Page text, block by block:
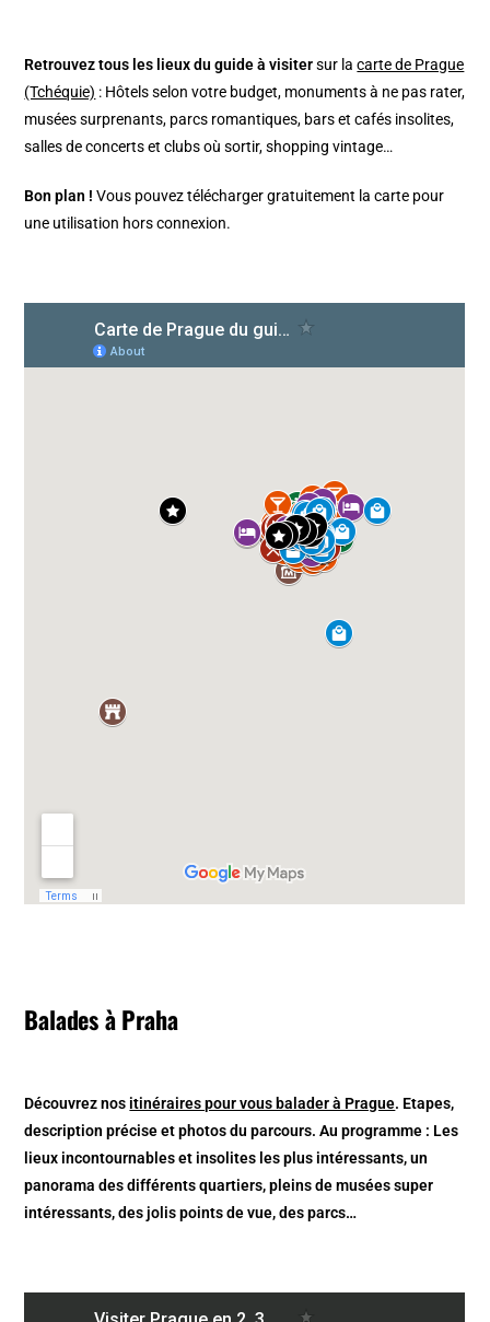
Retrouvez tous les lieux du guide à visitersur lacarte de Prague
(Tchéquie) : Hôtels selon votre budget, monuments à ne pas rater,
musées surprenants, parcs romantiques, bars et cafés insolites,
salles de concerts et clubs où sortir, shopping vintage…
Bon plan ! Vous pouvez télécharger gratuitement la carte pour
une utilisation hors connexion.
Balades à Praha
Découvrez nos itinéraires pour vous balader à Prague. Etapes,
description précise et photos du parcours. Au programme : Les
lieux incontournables et insolites les plus intéressants, un
panorama des différents quartiers, pleins de musées super
intéressants, des jolis points de vue, des parcs…